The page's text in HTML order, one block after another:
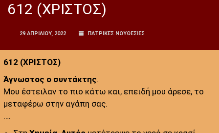
612 (ΧΡΙΣΤΟΣ)
29 ΑΠΡΙΛΊΟΥ, 2022 ΠΑΤΡΙΚΕΣ ΝΟΥΘΕΣΙΕΣ
612 (ΧΡΙΣΤΟΣ)
Άγνωστος ο συντάκτης.
Μου έστειλαν το πιο κάτω και, επειδή μου άρεσε, το
μεταφέρω στην αγάπη σας.
….